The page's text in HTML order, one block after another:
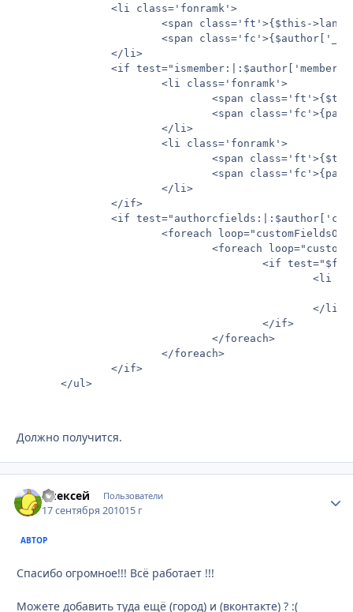
               <li class='fonramk'>
<span class='ft'>{$this-
<span
               </li>
<if
                       <li class='fonramk'>
<span
<span
                       </li>
                       <li class='fonramk'>
<span
<span
                       </li>
               </if>
<if
<foreach
<foreach
<if
<li
                                               </li>
                                       </if>
                               </foreach>
                       </foreach>
               </if>
       </ul>
Должно получится.
Алексей Пользователи
17 сентября 201015 г
АВТОР
Спасибо огромное!!! Всё работает !!!
Можете добавить туда ещё (город) и (вконтакте) ? :(